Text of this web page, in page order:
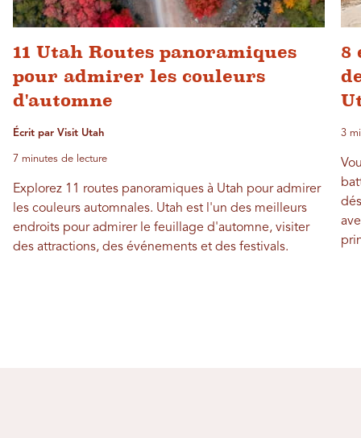
11 Utah Routes panoramiques
pour admirer les couleurs
d'automne
Écrit par Visit Utah
7 minutes de lecture
Explorez 11 routes panoramiques à Utah pour admirer
les couleurs automnales. Utah est l'un des meilleurs
endroits pour admirer le feuillage d'automne, visiter
des attractions, des événements et des festivals.
8
3